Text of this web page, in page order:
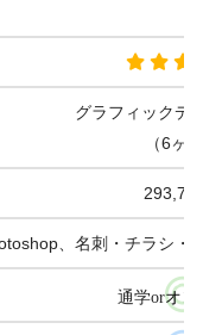
グラフィックデ
（6ヶ
、名刺・チラシ・
通学orオン